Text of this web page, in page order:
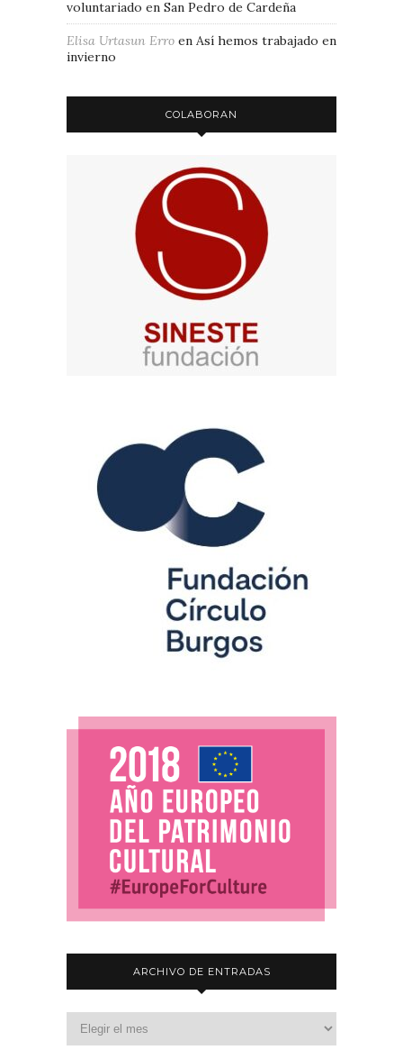
voluntariado en San Pedro de Cardeña
Elisa Urtasun Erro en Así hemos trabajado en
invierno
COLABORAN
ARCHIVO DE ENTRADAS